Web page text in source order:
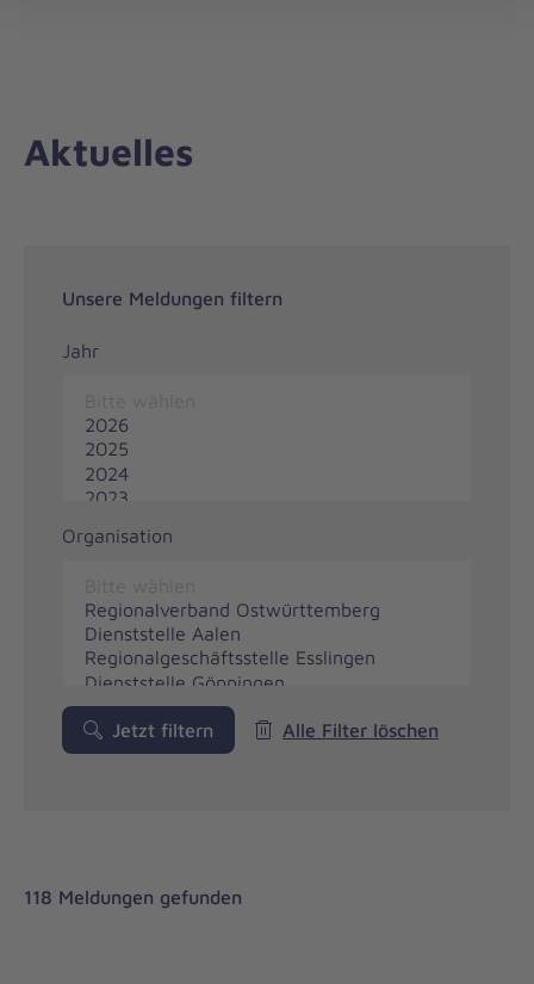
Aktuelles
Unsere Meldungen filtern
Jahr
Organisation
Jetzt filtern Alle Filter löschen
118 Meldungen gefunden